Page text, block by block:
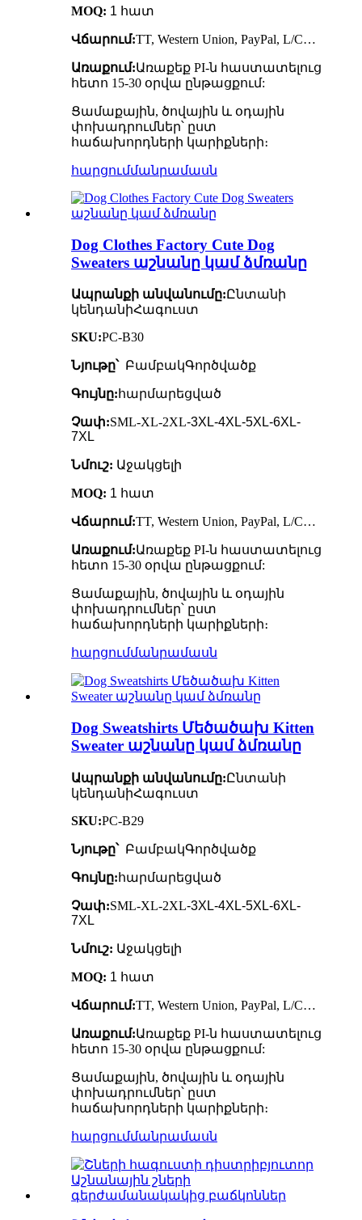
MOQ: 1 հատ
Վճարում:TT, Western Union, PayPal, L/C…
Առաքում:Առաքեք PI-ն հաստատելուց
հետո 15-30 օրվա ընթացքում:
Ցամաքային, ծովային և օդային
փոխադրումներ՝ ըստ
հաճախորդների կարիքների։
հարցումմանրամասն
Dog Clothes Factory Cute Dog
Sweaters աշնանը կամ ձմռանը
Ապրանքի անվանումը:Ընտանի
կենդանիՀագուստ
SKU:PC-B30
Նյութը՝ ԲամբակԳործվածք
Գույնը: հարմարեցված
Չափ:SML-XL-2XL-3XL-4XL-5XL-6XL-
7XL
Նմուշ: Աջակցելի
MOQ: 1 հատ
Վճարում:TT, Western Union, PayPal, L/C…
Առաքում:Առաքեք PI-ն հաստատելուց
հետո 15-30 օրվա ընթացքում:
Ցամաքային, ծովային և օդային
փոխադրումներ՝ ըստ
հաճախորդների կարիքների։
հարցումմանրամասն
Dog Sweatshirts Մեծածախ Kitten
Sweater աշնանը կամ ձմռանը
Ապրանքի անվանումը:Ընտանի
կենդանիՀագուստ
SKU:PC-B29
Նյութը՝ ԲամբակԳործվածք
Գույնը: հարմարեցված
Չափ:SML-XL-2XL-3XL-4XL-5XL-6XL-
7XL
Նմուշ: Աջակցելի
MOQ: 1 հատ
Վճարում:TT, Western Union, PayPal, L/C…
Առաքում:Առաքեք PI-ն հաստատելուց
հետո 15-30 օրվա ընթացքում:
Ցամաքային, ծովային և օդային
փոխադրումներ՝ ըստ
հաճախորդների կարիքների։
հարցումմանրամասն